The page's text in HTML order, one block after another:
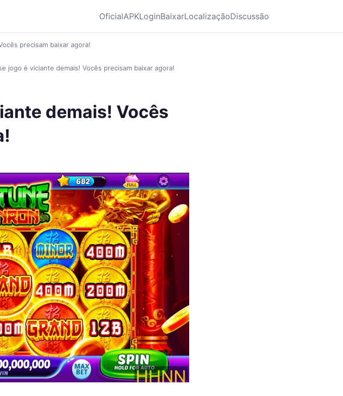
OficialAPKLoginBaixarLocalizaçãoDiscussão
precisam baixar agora!
jogo é viciante demais! Vocês precisam baixar agora!
demais! Vocês